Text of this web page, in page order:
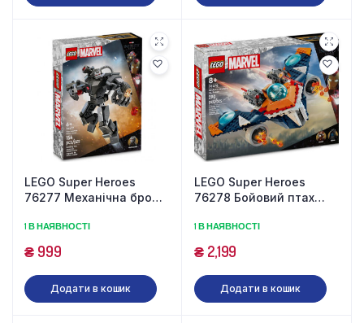
LEGO Super Heroes
76277 Механічна броня
деталі)
1 В НАЯВНОСТІ
₴999
Додати в кошик
LEGO Super Heroes
76278 Бойовий птах
(290 деталей)
1 В НАЯВНОСТІ
₴2,199
Додати в кошик